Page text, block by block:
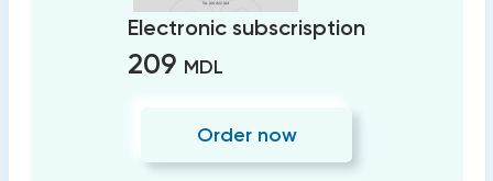
Electronic subscrisption
209 MDL
Order now